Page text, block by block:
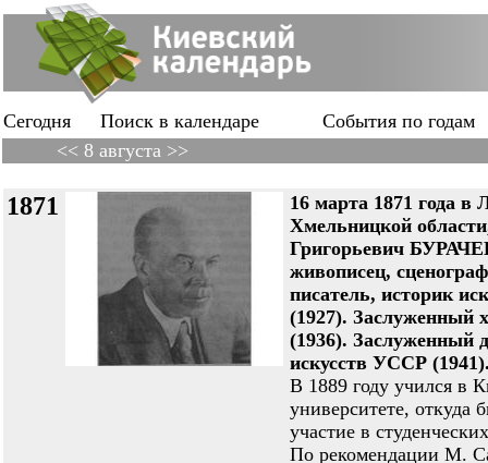
Сегодня Поиск в календаре
События по годам
<< 8 августа >>
1871
16 марта 1871 года в
Хмельницкой
Григорьевич
живописец,
писатель, историк
(1927). Заслуженный
(1936). Заслуженный
искусств УССР
В 1889 году учился в
университете, откуда
участие в
По рекомендации М.